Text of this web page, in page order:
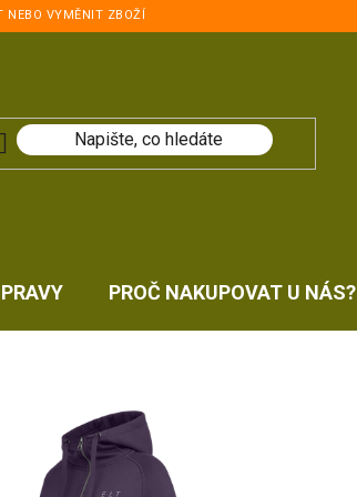
NEBO VYMĚNIT ZBOŽÍ
PROČ NAKUPOVAT U NÁS?